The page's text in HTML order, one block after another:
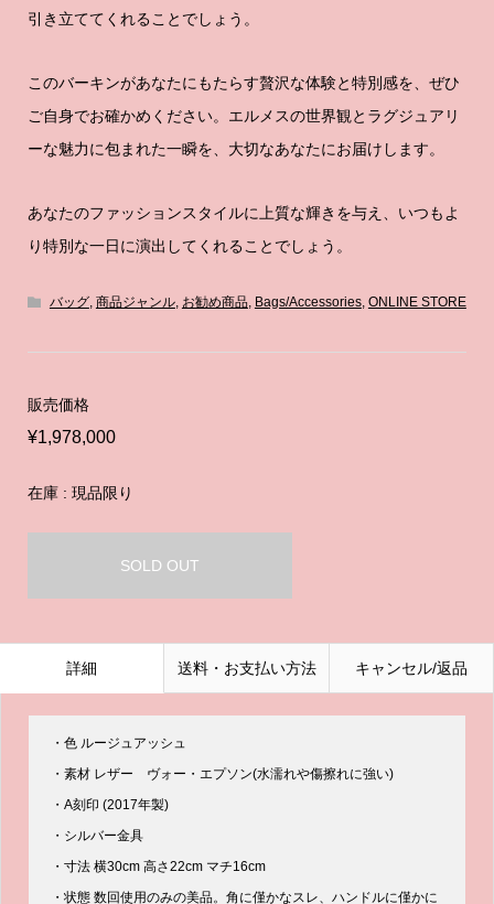
引き立ててくれることでしょう。
このバーキンがあなたにもたらす贅沢な体験と特別感を、ぜひ
ご自身でお確かめください。エルメスの世界観とラグジュアリ
ーな魅力に包まれた一瞬を、大切なあなたにお届けします。
あなたのファッションスタイルに上質な輝きを与え、いつもよ
り特別な一日に演出してくれることでしょう。
バッグ, 商品ジャンル, お勧め商品, Bags/Accessories, ONLINE STORE
販売価格
¥1,978,000
在庫 : 現品限り
SOLD OUT
詳細 送料・お支払い方法 キャンセル/返品
・色 ルージュアッシュ
・素材 レザー ヴォー・エプソン(水濡れや傷擦れに強い)
・A刻印 (2017年製)
・シルバー金具
・寸法 横30cm 高さ22cm マチ16cm
・状態 数回使用のみの美品。角に僅かなスレ、ハンドルに僅かに